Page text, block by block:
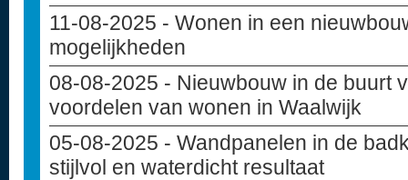
11-08-2025 - Wonen in een
mogelijkheden
08-08-2025 - Nieuwbouw in de buurt
voordelen van wonen in Waalwijk
05-08-2025 - Wandpanelen in de
stijlvol en waterdicht resultaat